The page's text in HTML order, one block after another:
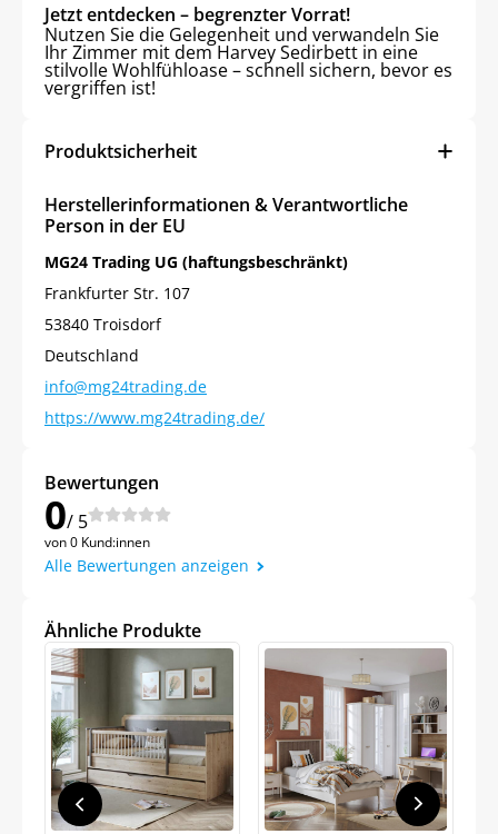
Jetzt entdecken – begrenzter Vorrat!
Nutzen Sie die Gelegenheit und verwandeln Sie
Ihr Zimmer mit dem Harvey Sedirbett in eine
stilvolle Wohlfühloase – schnell sichern, bevor es
vergriffen ist!
Produktsicherheit
Herstellerinformationen & Verantwortliche
Person in der EU
MG24 Trading UG (haftungsbeschränkt)
Frankfurter Str. 107
53840 Troisdorf
Deutschland
info@mg24trading.de
https://www.mg24trading.de/
Bewertungen
0/ 5
von 0 Kund:innen
Alle Bewertungen anzeigen
Ähnliche Produkte
Jetzt5% Rabatt